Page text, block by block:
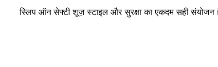
स्लिप ऑन सेफ्टी शूज़ स्टाइल और सुरक्षा का एकदम सही संयोजन